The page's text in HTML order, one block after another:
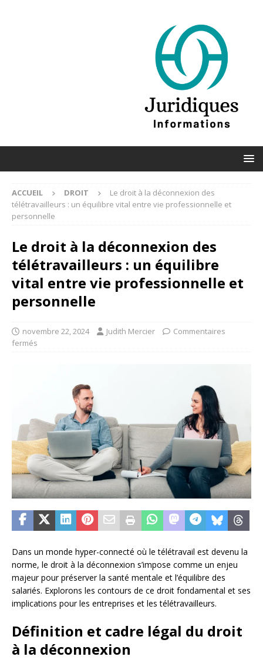
ACCUEIL DROIT
Le droit à la déconnexion des
télétravailleurs : un équilibre vital entre vie professionnelle et
personnelle
Le droit à la déconnexion des
télétravailleurs : un équilibre
vital entre vie professionnelle et
personnelle
novembre 22, 2024 Judith Mercier
Commentaires
fermés
Dans un monde hyper-connecté où le télétravail est devenu la
norme, le droit à la déconnexion s’impose comme un enjeu
majeur pour préserver la santé mentale et l’équilibre des
salariés. Explorons les contours de ce droit fondamental et ses
implications pour les entreprises et les télétravailleurs.
Définition et cadre légal du droit
à la déconnexion